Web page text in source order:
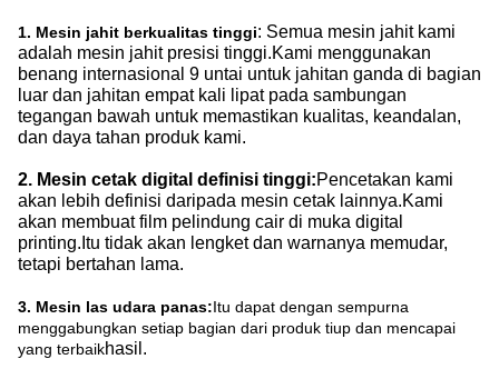
1. Mesin jahit berkualitas tinggi: Semua mesin jahit kami
adalah mesin jahit presisi tinggi.Kami menggunakan
benang internasional 9 untai untuk jahitan ganda di bagian
luar dan jahitan empat kali lipat pada sambungan
tegangan bawah untuk memastikan kualitas, keandalan,
dan daya tahan produk kami.
2. Mesin cetak digital definisi tinggi:Pencetakan kami
akan lebih definisi daripada mesin cetak lainnya.Kami
akan membuat film pelindung cair di muka digital
printing.Itu tidak akan lengket dan warnanya memudar,
tetapi bertahan lama.
3. Mesin las udara panas:Itu dapat dengan sempurna
menggabungkan setiap bagian dari produk tiup dan mencapai
yang terbaikhasil.